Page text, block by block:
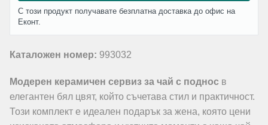
С този продукт получавате безплатна доставка до офис на
Еконт.
Каталожен номер: 993032
Модерен керамичен сервиз за чай с поднос в
елегантен бял цвят, който съчетава стил и практичност.
Този комплект е идеален подарък за жена, която цени